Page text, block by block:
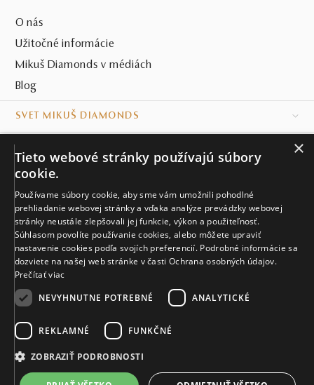
3 423 €
O nás
Užitočné informácie
Mikuš Diamonds v médiách
Blog
SVET MIKUŠ DIAMONDS
KONTAKT
Naše klenotníctva
Sídlo spoločnosti
© MIKUŠ DIAMONDS, A.S. 2026. VŠETKY PRÁVA VYHRADENÉ.
×
Tieto webové stránky používajú súbory
cookie.
Používame súbory cookie, aby sme vám umožnili pohodlné
prehliadanie webovej stránky a vďaka analýze prevádzky webovej
stránky neustále zlepšovali jej funkcie, výkon a použiteľnosť.
Súhlasom povolíte používanie cookies, alebo môžete upraviť
nastavenie cookies podľa svojích preferencií. Podrobné informácie sa
dozviete na našej web stránke v časti Ochrana osobných údajov.
Prečítať viac
NEVYHNUTNE POTREBNÉ
ANALYTICKÉ
REKLAMNÉ FUNKČNÉ
ZOBRAZIŤ PODROBNOSTI